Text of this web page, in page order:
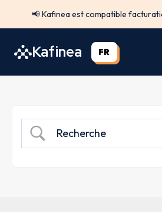
📢 Kafinea est compatible
Kafinea FR